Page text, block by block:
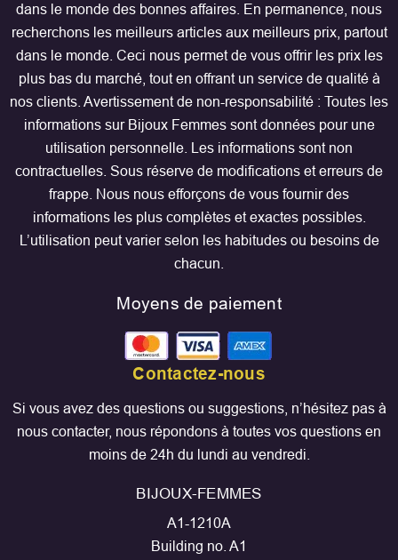
dans le monde des bonnes affaires. En permanence, nous
recherchons les meilleurs articles aux meilleurs prix, partout
dans le monde. Ceci nous permet de vous offrir les prix les
plus bas du marché, tout en offrant un service de qualité à
nos clients. Avertissement de non-responsabilité : Toutes les
informations sur Bijoux Femmes sont données pour une
utilisation personnelle. Les informations sont non
contractuelles. Sous réserve de modifications et erreurs de
frappe. Nous nous efforçons de vous fournir des
informations les plus complètes et exactes possibles.
L’utilisation peut varier selon les habitudes ou besoins de
chacun.
Moyens de paiement
Contactez-nous
Si vous avez des questions ou suggestions, n’hésitez pas à
nous contacter, nous répondons à toutes vos questions en
moins de 24h du lundi au vendredi.
BIJOUX-FEMMES
A1-1210A
Building no. A1